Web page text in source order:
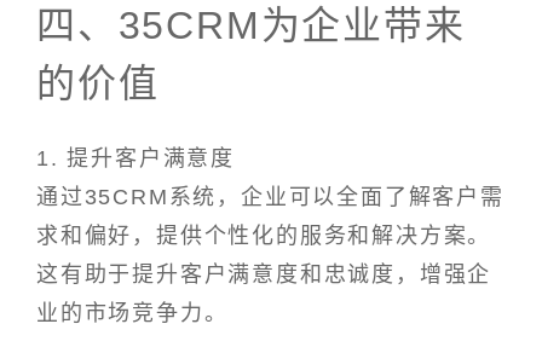
四、35CRM为企业带来
的价值
1. 提升客户满意度
通过35CRM系统，企业可以全面了解客户需
求和偏好，提供个性化的服务和解决方案。
这有助于提升客户满意度和忠诚度，增强企
业的市场竞争力。